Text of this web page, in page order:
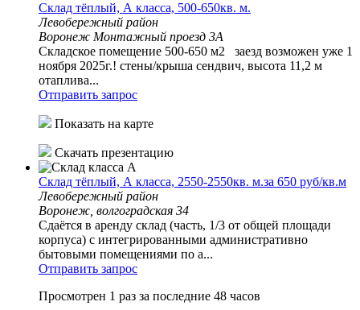
Склад тёплый, А класса, 500-650кв. м.
Левобережный район
Воронеж Монтажный проезд 3А
Складское помещение 500-650 м2 заезд возможен уже 1
ноября 2025г.! стены/крыша сендвич, высота 11,2 м
отаплива...
Отправить запрос
Показать на карте
Скачать презентацию
Склад тёплый, А класса, 2550-2550кв. м.за 650 руб/кв.м
Левобережный район
Воронеж, волгоградская 34
Сдаётся в аренду склад (часть, 1/3 от общей площади
корпуса) с интегрированными административно
бытовыми помещениями по а...
Отправить запрос
Просмотрен 1 раз за последние 48 часов